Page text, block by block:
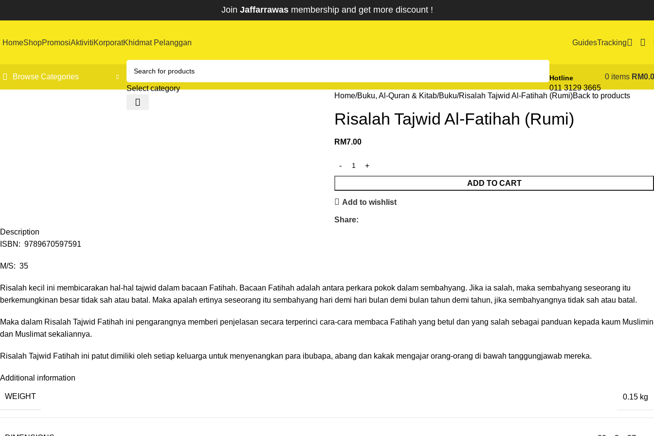
Join Jaffarrawasmembership and get more discount !
HomeShopPromosiAktivitiKorporatKhidmat Pelanggan GuidesTracking
Browse Categories
Select category
Hotline
011 3129 3665
0 items RM
Home Buku, Al-Quran & Kitab Buku Risalah Tajwid Al-Fatihah (Rumi)Back to products
Risalah Tajwid Al-Fatihah (Rumi)
RM7.00
ADD TO CART
Add to wishlist
Share:
Description
ISBN: 9789670597591
M/S: 35
Risalah kecil ini membicarakan hal-hal tajwid dalam bacaan Fatihah. Bacaan Fatihah adalah antara perkara pokok dalam sembahyang. Jika ia salah, maka sembahyang seseorang itu
berkemungkinan besar tidak sah atau batal. Maka apalah ertinya seseorang itu sembahyang hari demi hari bulan demi bulan tahun demi tahun, jika sembahyangnya tidak sah atau batal.
Maka dalam Risalah Tajwid Fatihah ini pengarangnya memberi penjelasan secara terperinci cara-cara membaca Fatihah yang betul dan yang salah sebagai panduan kepada kaum Muslimin
dan Muslimat sekaliannya.
Risalah Tajwid Fatihah ini patut dimiliki oleh setiap keluarga untuk menyenangkan para ibubapa, abang dan kakak mengajar orang-orang di bawah tanggungjawab mereka.
Additional information
WEIGHT 0.15 kg